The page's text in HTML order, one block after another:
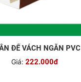
ĐẾ VÁCH NGĂN PVC
Giá: 222.000đ